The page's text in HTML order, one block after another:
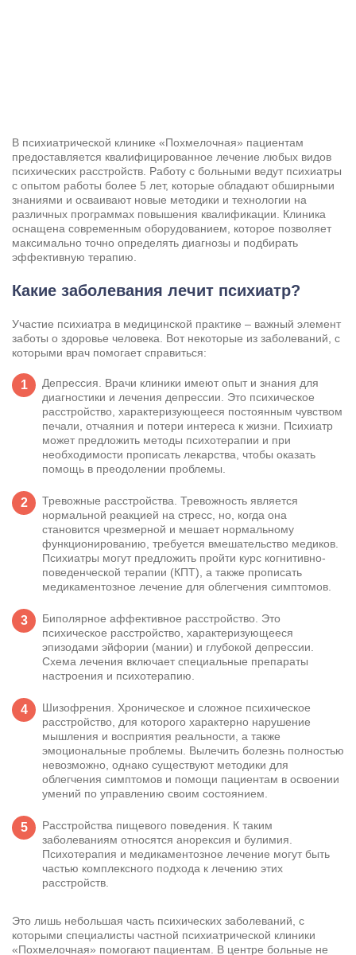
В психиатрической клинике «Похмелочная» пациентам
предоставляется квалифицированное лечение любых видов
психических расстройств. Работу с больными ведут психиатры
с опытом работы более 5 лет, которые обладают обширными
знаниями и осваивают новые методики и технологии на
различных программах повышения квалификации. Клиника
оснащена современным оборудованием, которое позволяет
максимально точно определять диагнозы и подбирать
эффективную терапию.
Какие заболевания лечит психиатр?
Участие психиатра в медицинской практике – важный элемент
заботы о здоровье человека. Вот некоторые из заболеваний, с
которыми врач помогает справиться:
Депрессия. Врачи клиники имеют опыт и знания для
диагностики и лечения депрессии. Это психическое
расстройство, характеризующееся постоянным чувством
печали, отчаяния и потери интереса к жизни. Психиатр
может предложить методы психотерапии и при
необходимости прописать лекарства, чтобы оказать
помощь в преодолении проблемы.
Тревожные расстройства. Тревожность является
нормальной реакцией на стресс, но, когда она
становится чрезмерной и мешает нормальному
функционированию, требуется вмешательство медиков.
Психиатры могут предложить пройти курс когнитивно-
поведенческой терапии (КПТ), а также прописать
медикаментозное лечение для облегчения симптомов.
Биполярное аффективное расстройство. Это
психическое расстройство, характеризующееся
эпизодами эйфории (мании) и глубокой депрессии.
Схема лечения включает специальные препараты
настроения и психотерапию.
Шизофрения. Хроническое и сложное психическое
расстройство, для которого характерно нарушение
мышления и восприятия реальности, а также
эмоциональные проблемы. Вылечить болезнь полностью
невозможно, однако существуют методики для
облегчения симптомов и помощи пациентам в освоении
умений по управлению своим состоянием.
Расстройства пищевого поведения. К таким
заболеваниям относятся анорексия и булимия.
Психотерапия и медикаментозное лечение могут быть
частью комплексного подхода к лечению этих
расстройств.
Это лишь небольшая часть психических заболеваний, с
которыми специалисты частной психиатрической клиники
«Похмелочная» помогают пациентам. В центре больные не
Бесплатная консультация
Выбор города
Поиск по сайту
Задать вопрос
Задайте свой вопрос и мы ответим вам